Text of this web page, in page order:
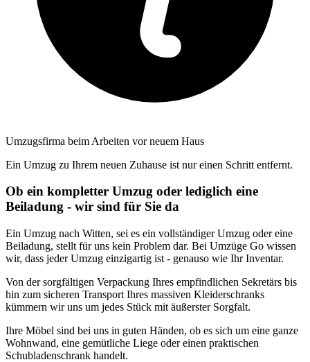
Umzugsfirma beim Arbeiten vor neuem Haus
Ein Umzug zu Ihrem neuen Zuhause ist nur einen Schritt entfernt.
Ob ein kompletter Umzug oder lediglich eine
Beiladung - wir sind für Sie da
Ein Umzug nach Witten, sei es ein vollständiger Umzug oder eine
Beiladung, stellt für uns kein Problem dar. Bei Umzüge Go wissen
wir, dass jeder Umzug einzigartig ist - genauso wie Ihr Inventar.
Von der sorgfältigen Verpackung Ihres empfindlichen Sekretärs bis
hin zum sicheren Transport Ihres massiven Kleiderschranks
kümmern wir uns um jedes Stück mit äußerster Sorgfalt.
Ihre Möbel sind bei uns in guten Händen, ob es sich um eine ganze
Wohnwand, eine gemütliche Liege oder einen praktischen
Schubladenschrank handelt.